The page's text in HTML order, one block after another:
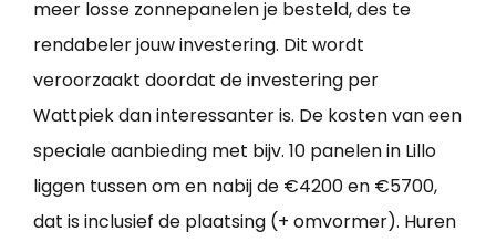
meer losse zonnepanelen je besteld, des te
rendabeler jouw investering. Dit wordt
veroorzaakt doordat de investering per
Wattpiek dan interessanter is. De kosten van een
speciale aanbieding met bijv. 10 panelen in Lillo
liggen tussen om en nabij de €4200 en €5700,
dat is inclusief de plaatsing (+ omvormer). Huren